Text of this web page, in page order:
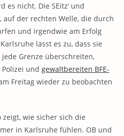
es nicht. Die SEitz‘ und
auf der rechten Welle, die durch
und irgendwie am Erfolg
lässt es zu, dass sie
Grenze überschreiten,
und gewaltbereiten BFE-
Freitag wieder zu beobachten
wie sicher sich die
in Karlsruhe fühlen. OB und